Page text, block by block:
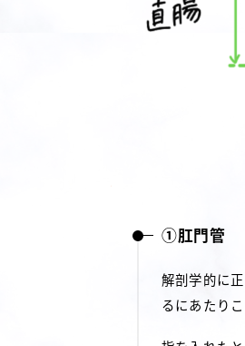
①肛門管
解剖学的に
るにあたり